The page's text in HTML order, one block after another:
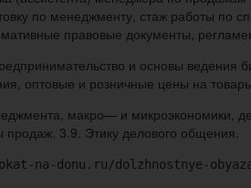
по менеджменту, стаж работы по
правовые документы,
и основы ведения
оптовые и розничные цены на
макро— и микроэкономики,
3.9. Этику делового общения.
na-donu.ru/dolzhnostnye-